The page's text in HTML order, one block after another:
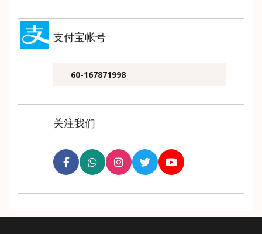
支付宝帐号
60-167871998
关注我们